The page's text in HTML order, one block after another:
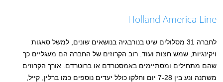
Holland America Line
לחברה 31 מסלולים שיט בנורבגיה בנושאים שונים, למשל סאגות
ויקינגיות, שמש חצות ועוד. רוב הקרוזים של החברה הם מעגליים כך
שהם מתחילים ומסתיימים באמסטרדם או ברוטרדם. אורך הקרוזים
משתנה ונע בין 7-28 יום וחלקו כולל יעדים נוספים כמו ברלין, קייל,